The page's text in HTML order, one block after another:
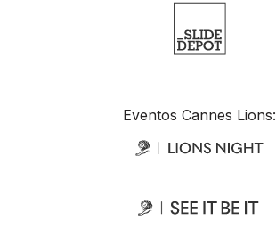
Eventos Cannes Lions: